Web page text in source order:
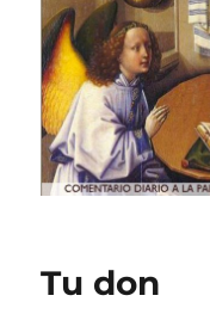
Tu don